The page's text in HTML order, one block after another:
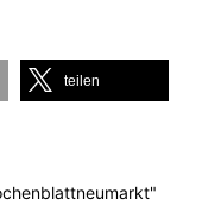
teilen